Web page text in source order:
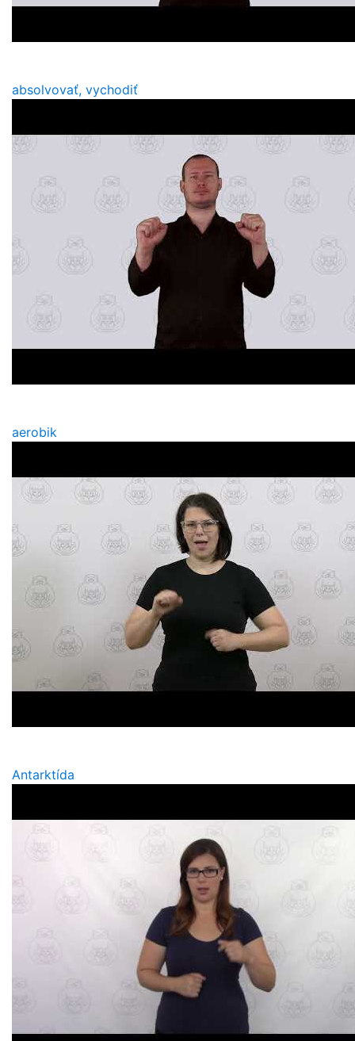
absolvovať, vychodiť
aerobik
Antarktída